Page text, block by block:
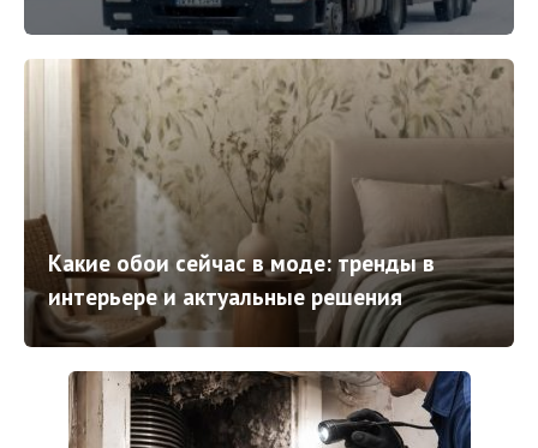
Какие обои сейчас в моде: тренды в
интерьере и актуальные решения